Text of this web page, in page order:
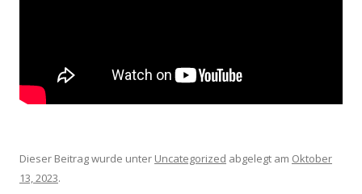
Dieser Beitrag wurde unter Uncategorized abgelegt am Oktober
13, 2023.